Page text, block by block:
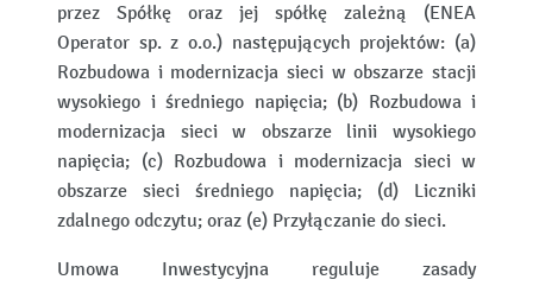
przez Spółkę oraz jej spółkę zależną (ENEA
Operator sp. z o.o.) następujących projektów: (a)
Rozbudowa i modernizacja sieci w obszarze stacji
wysokiego i średniego napięcia; (b) Rozbudowa i
modernizacja sieci w obszarze linii wysokiego
napięcia; (c) Rozbudowa i modernizacja sieci w
obszarze sieci średniego napięcia; (d) Liczniki
zdalnego odczytu; oraz (e) Przyłączanie do sieci.
Umowa Inwestycyjna reguluje zasady